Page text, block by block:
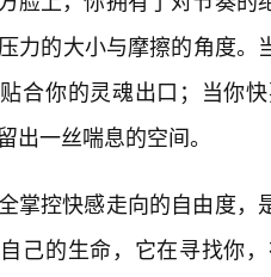
力的大小与摩擦的角度
合你的灵魂出口；当你
出一丝喘息的空间。
掌控快感走向的自由度，
己的生命，它在寻找你